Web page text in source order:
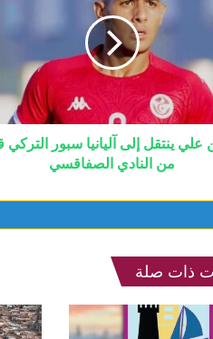
ينتقل إلى آليانيا سبور التركي
من النادي الصفاقسي
ذات صلة